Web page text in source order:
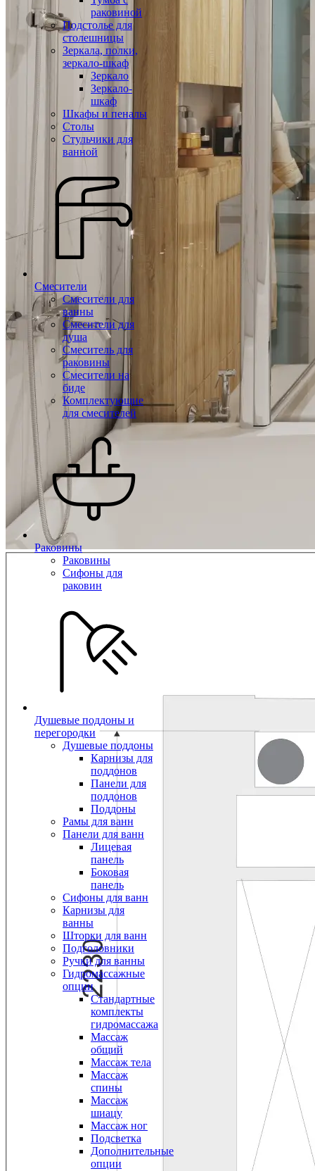
раковиной
Подстолье для
столешницы
Зеркала, полки,
зеркало-шкаф
Зеркало
Зеркало-
шкаф
Шкафы и пеналы
Столы
Стульчики для
ванной
Смесители
Смесители для
ванны
Смесители для
душа
Смеситель для
раковины
Смесители на
биде
Комплектующие
для смесителей
Раковины
Раковины
Сифоны для
раковин
Душевые поддоны и
перегородки
Душевые поддоны
Карнизы для
поддонов
Панели для
поддонов
Поддоны
Рамы для ванн
Панели для ванн
Лицевая
панель
Боковая
панель
Сифоны для ванн
Карнизы для
ванны
Шторки для ванн
Подголовники
Ручки для ванны
Гидромассажные
опции
Стандартные
комплекты
гидромассажа
Массаж
общий
Массаж тела
Массаж
спины
Массаж
шиацу
Массаж ног
Подсветка
Дополнительные
опции